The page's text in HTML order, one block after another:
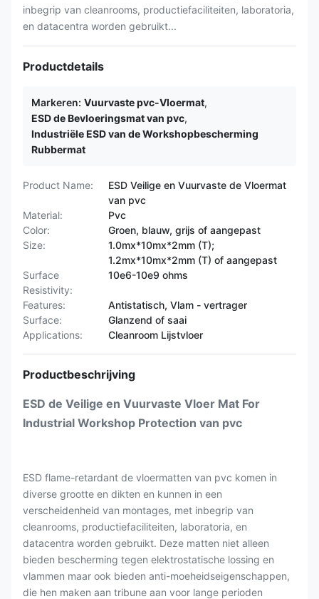
inbegrip van cleanrooms, productiefaciliteiten, laboratoria,
en datacentra worden gebruikt...
Productdetails
Markeren: Vuurvaste pvc-Vloermat,
ESD de Bevloeringsmat van pvc,
Industriële ESD van de Workshopbescherming
Rubbermat
Product Name:
ESD Veilige en Vuurvaste de Vloermat
van pvc
Material:
Pvc
Color:
Groen, blauw, grijs of aangepast
Size:
1.0mx*10mx*2mm (T);
1.2mx*10mx*2mm (T) of aangepast
Surface
Resistivity:
10e6-10e9 ohms
Features:
Antistatisch, Vlam - vertrager
Surface:
Glanzend of saai
Applications:
Cleanroom Lijstvloer
Productbeschrijving
ESD de Veilige en Vuurvaste Vloer Mat For
Industrial Workshop Protection van pvc
ESD flame-retardant de vloermatten van pvc komen in
diverse grootte en dikten en kunnen in een
verscheidenheid van montages, met inbegrip van
cleanrooms, productiefaciliteiten, laboratoria, en
datacentra worden gebruikt. Deze matten niet alleen
bieden bescherming tegen elektrostatische lossing en
vlammen maar ook bieden anti-moeheidseigenschappen,
die hen maken aan tribune aan voor lange perioden